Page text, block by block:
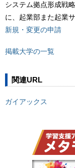
システム拠点形成戦
に、起業部また起業
新規・変更の申請
掲載大学の一覧
関連URL
ガイアックス